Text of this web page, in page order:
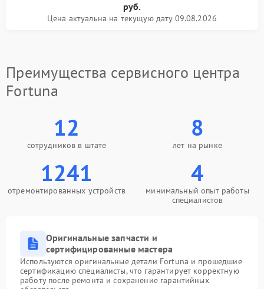
руб.
Цена актуальна на текущую дату 09.08.2026
Преимущества сервисного центра
Fortuna
12
сотрудников в штате
8
лет на рынке
1241
отремонтированных устройств
4
минимальный опыт работы
специалистов
Оригинальные запчасти и
сертифицированные мастера
Используются оригинальные детали Fortuna и прошедшие
сертификацию специалисты, что гарантирует корректную
работу после ремонта и сохранение гарантийных